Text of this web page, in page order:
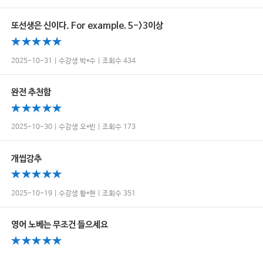
또선생은 신이다. For example, 5->3이상
2025-10-31 | 수강생 박*수 | 조회수 434
완전 추천함
2025-10-30 | 수강생 오*빈 | 조회수 173
개씹강추
2025-10-19 | 수강생 황*현 | 조회수 351
영어 노베는 무조건 들으세요